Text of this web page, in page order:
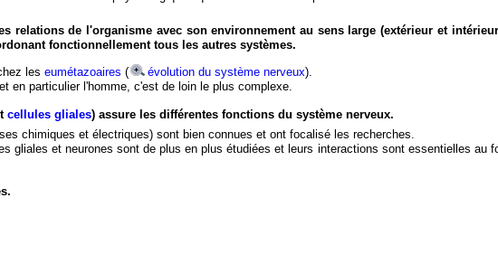
relations de l'organisme avec son environnement au sens large (extérieur et
fonctionnellement tous les autres systèmes.
leseumétazoaires ( évolution du système nerveux).
en particulier l'homme, c'est de loin le plus complexe.
cellules gliales) assure les différentes fonctions du système nerveux.
chimiques et électriques) sont bien connues et ont focalisé les recherches.
gliales et neurones sont de plus en plus étudiées et leurs interactions sont essentielles au